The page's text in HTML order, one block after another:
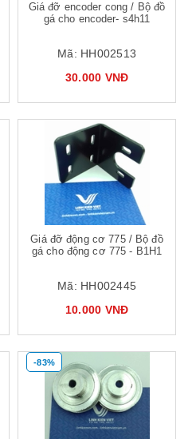
Giá đỡ encoder cong / Bộ đồ
gá cho encoder- s4h11
Mã: HH002513
30.000 VNĐ
Giá đỡ động cơ 775 / Bộ đồ
gá cho động cơ 775 - B1H1
Mã: HH002445
10.000 VNĐ
-83%